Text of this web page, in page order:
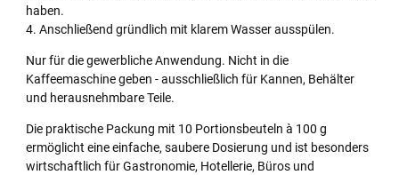
haben.
4. Anschließend gründlich mit klarem Wasser ausspülen.
Nur für die gewerbliche Anwendung. Nicht in die
Kaffeemaschine geben - ausschließlich für Kannen, Behälter
und herausnehmbare Teile.
Die praktische Packung mit 10 Portionsbeuteln à 100 g
ermöglicht eine einfache, saubere Dosierung und ist besonders
wirtschaftlich für Gastronomie, Hotellerie, Büros und